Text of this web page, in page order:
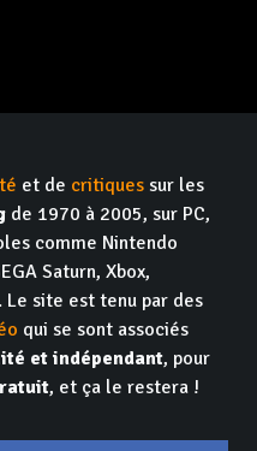
et de critiques sur les
de 1970 à 2005, sur PC,
comme Nintendo
Saturn, Xbox,
site est tenu par des
qui se sont associés
et indépendant, pour
, et ça le restera !